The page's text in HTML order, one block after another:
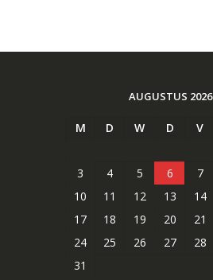
AUGUSTUS 2026
M D W D V
3
4 5 6 7
10
11 12 13 14
17
18 19 20 21
24
25 26 27 28
31